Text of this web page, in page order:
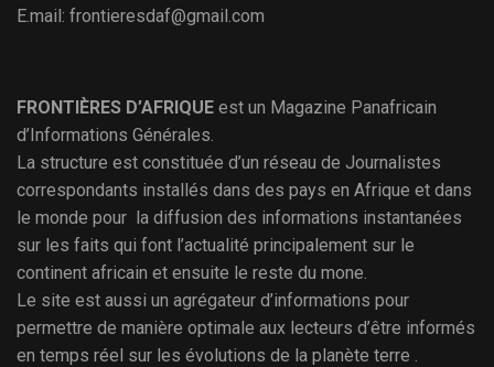
E.mail: frontieresdaf@gmail.com
FRONTIÈRES D’AFRIQUE est un Magazine Panafricain
d’Informations Générales.
La structure est constituée d’un réseau de Journalistes
correspondants installés dans des pays en Afrique et dans
le monde pour la diffusion des informations instantanées
sur les faits qui font l’actualité principalement sur le
continent africain et ensuite le reste du mone.
Le site est aussi un agrégateur d’informations pour
permettre de manière optimale aux lecteurs d’être informés
en temps réel sur les évolutions de la planète terre .